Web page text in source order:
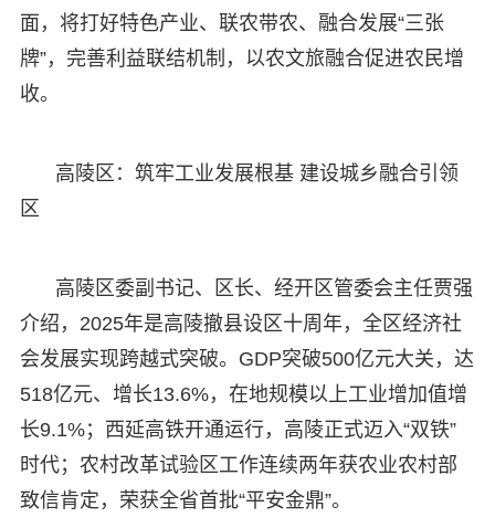
面，将打好特色产业、联农带农、融合发展“三张
牌”，完善利益联结机制，以农文旅融合促进农民增
收。
高陵区：筑牢工业发展根基 建设城乡融合引领
区
高陵区委副书记、区长、经开区管委会主任贾强
介绍，2025年是高陵撤县设区十周年，全区经济社
会发展实现跨越式突破。GDP突破500亿元大关，达
518亿元、增长13.6%，在地规模以上工业增加值增
长9.1%；西延高铁开通运行，高陵正式迈入“双铁”
时代；农村改革试验区工作连续两年获农业农村部
致信肯定，荣获全省首批“平安金鼎”。